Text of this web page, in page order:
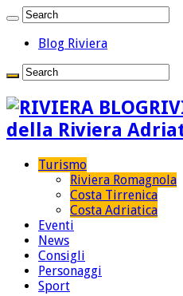
Blog Riviera
della Riviera
Turismo
Riviera Romagnola
Costa Tirrenica
Costa Adriatica
Eventi
News
Consigli
Personaggi
Sport